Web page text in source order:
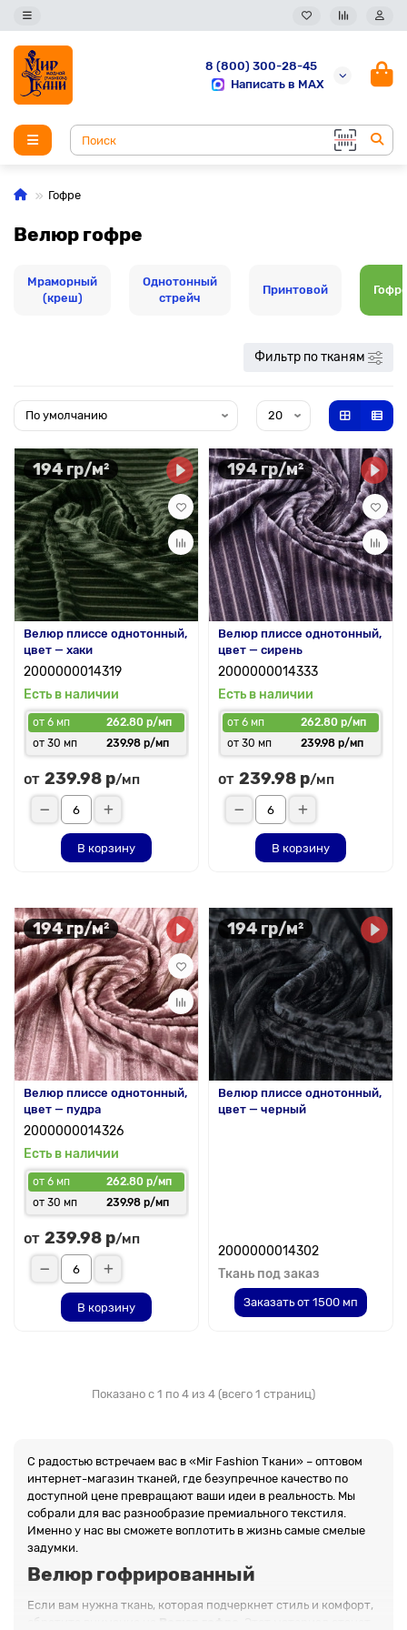
8 (800) 300-28-45
Написать в MAX
Гофре
Велюр гофре
Мраморный
(креш)
Однотонный
стрейч
Принтовой
Фильтр по тканям
194 гр/м²
Велюр плиссе однотонный,
цвет — хаки
2000000014319
Есть в наличии
от 6 мп
262.80 р/мп
от 30 мп
239.98 р/мп
от 239.98 р/мп
В корзину
194 гр/м²
Велюр плиссе однотонный,
цвет — сирень
2000000014333
Есть в наличии
от 6 мп
262.80 р/мп
от 30 мп
239.98 р/мп
от 239.98 р/мп
В корзину
194 гр/м²
Велюр плиссе однотонный,
цвет — пудра
2000000014326
Есть в наличии
от 6 мп
262.80 р/мп
от 30 мп
239.98 р/мп
от 239.98 р/мп
В корзину
194 гр/м²
Велюр плиссе однотонный,
цвет — черный
2000000014302
Ткань под заказ
Заказать от 1500 мп
Показано с 1 по 4 из 4 (всего 1 страниц)
С радостью встречаем вас в «Mir Fashion Ткани» – оптовом
интернет-магазин тканей, где безупречное качество по
доступной цене превращают ваши идеи в реальность. Мы
собрали для вас разнообразие премиального текстиля.
Именно у нас вы сможете воплотить в жизнь самые смелые
задумки.
Велюр гофрированный
Если вам нужна ткань, которая подчеркнет стиль и комфорт,